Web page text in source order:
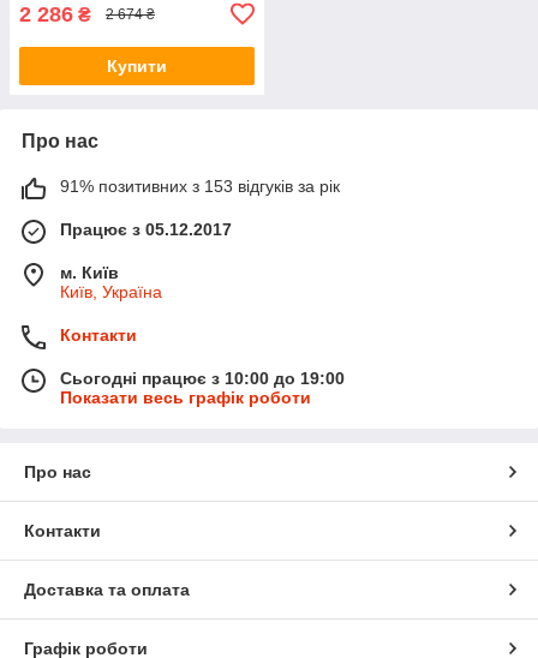
2 286 ₴ 2 674 ₴
Купити
Про нас
91% позитивних з 153 відгуків за рік
Працює з 05.12.2017
м. Київ
Київ, Україна
Контакти
Сьогодні працює з 10:00 до 19:00
Показати весь графік роботи
Про нас
Контакти
Доставка та оплата
Графік роботи